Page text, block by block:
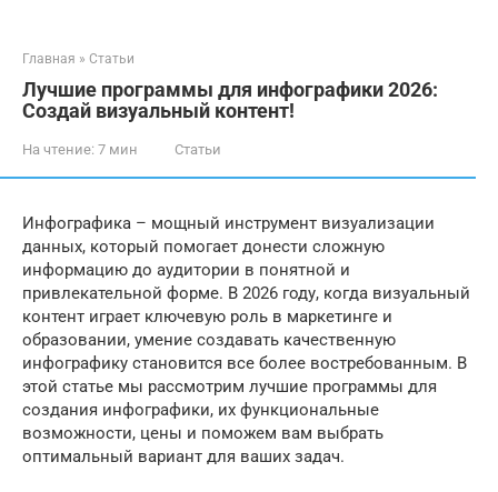
Главная » Статьи
Лучшие программы для инфографики 2026:
Создай визуальный контент!
На чтение: 7 мин Статьи
Инфографика – мощный инструмент визуализации
данных, который помогает донести сложную
информацию до аудитории в понятной и
привлекательной форме. В 2026 году, когда визуальный
контент играет ключевую роль в маркетинге и
образовании, умение создавать качественную
инфографику становится все более востребованным. В
этой статье мы рассмотрим лучшие программы для
создания инфографики, их функциональные
возможности, цены и поможем вам выбрать
оптимальный вариант для ваших задач.